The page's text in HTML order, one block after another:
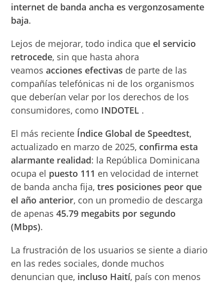
internet de banda ancha es vergonzosamente
baja.
Lejos de mejorar, todo indica que el servicio
retrocede, sin que hasta ahora
veamosacciones efectivas de parte de las
compañías telefónicas ni de los organismos
que deberían velar por los derechos de los
consumidores, como INDOTEL .
El más reciente Índice Global de Speedtest,
actualizado en marzo de 2025, confirma esta
alarmante realidad: la República Dominicana
ocupa el puesto 111 en velocidad de internet
de banda ancha fija,tres posiciones peor que
el año anterior, con un promedio de descarga
de apenas45.79 megabits por segundo
(Mbps).
La frustración de los usuarios se siente a diario
en las redes sociales, donde muchos
denuncian que, incluso Haití, país con menos